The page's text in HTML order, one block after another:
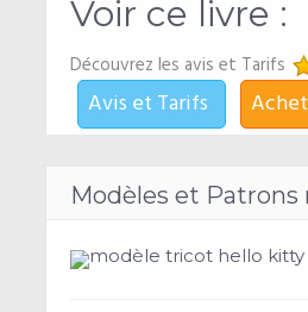
Voir ce livre :
Découvrez les avis et Tarifs
Avis et Tarifs
Modèles et Patrons
modèle tricot hello kitty